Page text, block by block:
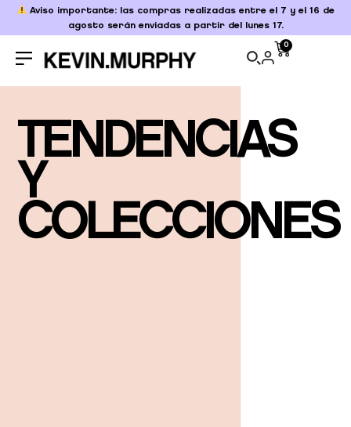
Aviso importante: las compras realizadas entre el 7 y el 16 de
agosto serán enviadas a partir del lunes 17.
0
TENDENCIAS
Y
COLECCIONES